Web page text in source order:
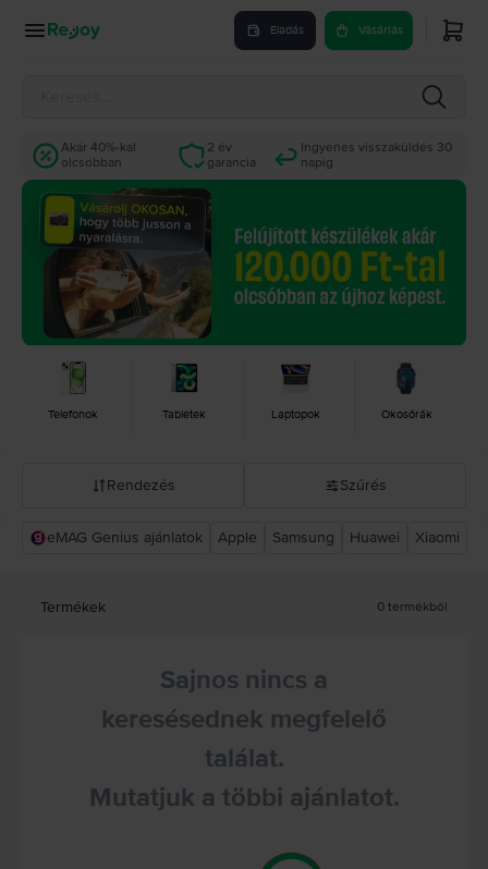
Eladás Vásárlás
Akár 40%-kal
olcsóbban
2 év
garancia
Ingyenes visszaküldés 30
napig
Telefonok Tabletek Laptopok Okosórák
Rendezés
Rejoy ajánlás
Szűrés
eMAG Genius ajánlatok Apple Samsung Huawei Xiaomi
Termékek 0 termékből
Sajnos nincs a
keresésednek megfelelő
találat.
Mutatjuk a többi ajánlatot.